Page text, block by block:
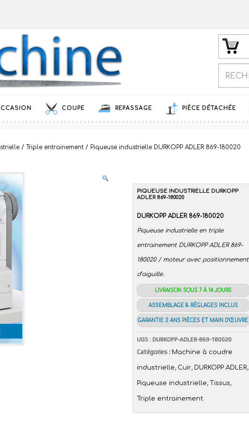
COUPE REPASSAGE PIÈCE DÉTACHÉE
/ Triple entrainement / Piqueuse industrielle DURKOPP ADLER 869-180020
PIQUEUSE INDUSTRIELLE DURKOPP
ADLER 869-180020
DURKOPP ADLER 869-180020
Piqueuse industrielle en triple
entrainement DURKOPP ADLER 869-
180020 / moteur avec positionnement
d’aiguille.
LIVRAISON SOUS 7 À 14 JOURS
ASSEMBLAGE & RÉGLAGES INCLUS
GARANTIE 2 ANS PIÈCES ET MAIN D’ŒUVRE
UGS : DURKOPP-ADLER-869-180020
Catégories : Machine à coudre
industrielle, Cuir, DURKOPP ADLER,
Piqueuse industrielle, Tissus,
Triple entrainement